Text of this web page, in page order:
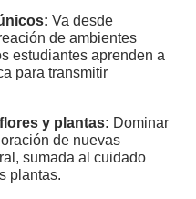
Va desde
de ambientes
estudiantes aprenden a
para transmitir
y plantas: Dominar
de nuevas
sumada al cuidado
plantas.